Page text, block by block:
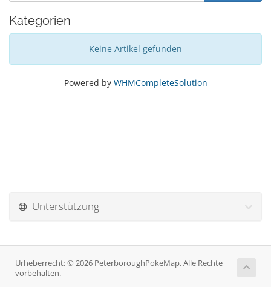
Kategorien
Keine Artikel gefunden
Powered by WHMCompleteSolution
Unterstützung
Urheberrecht: © 2026 PeterboroughPokeMap. Alle Rechte
vorbehalten.